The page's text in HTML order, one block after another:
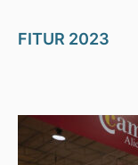
FITUR 2023